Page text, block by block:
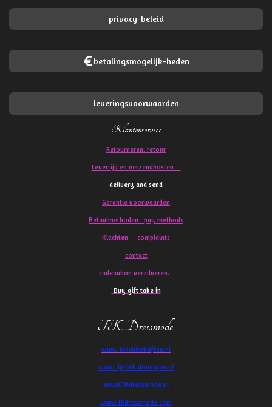
privacy-beleid
betalingsmogelijk-heden
leveringsvoorwaarden
Klantenservice
Retourneren. retour
Levertijd en verzendkosten
delivery and send
Garantie voorwaarden
Betaalmethoden pay methods
Klachten complaints
contact
cadeaubon verzilveren.
Buy gift take in
TK Dressmode
www.TakchitaKaftan.nl
www.djellababoutique.nl
www.TKdressmode.nl
www.Tkdressmode.com